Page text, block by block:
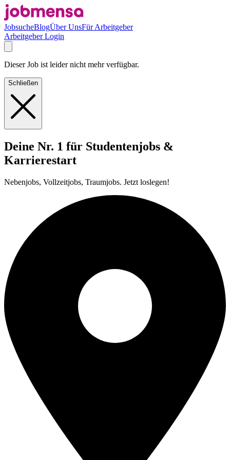
JobsucheBlogÜber UnsFür Arbeitgeber
Arbeitgeber Login
Dieser Job ist leider nicht mehr verfügbar.
Schließen
Deine Nr. 1 für Studentenjobs &
Karrierestart
Nebenjobs, Vollzeitjobs, Traumjobs. Jetzt loslegen!